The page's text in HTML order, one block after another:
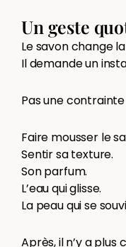
Un geste
Le savon change
Il demande un
Pas une
Faire mousser le
Sentir sa texture.
Son parfum.
L’eau qui glisse.
La peau qui se
Après, il n’y a